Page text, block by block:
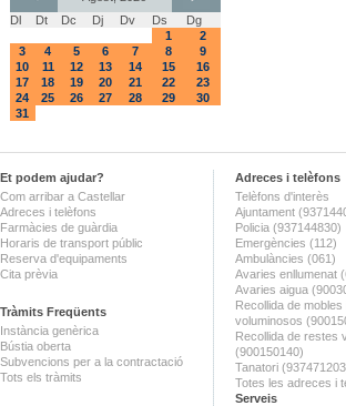
Dl
Dt Dc Dj Dv Ds
Dg
1
2
3
4 5 6 7 8
9
10
11 12 13 14 15
16
17
18 19 20 21 22
23
24
25 26 27 28 29
30
31
Et podem ajudar?
Com arribar a Castellar
Adreces i telèfons
Farmàcies de guàrdia
Horaris de transport públic
Reserva d'equipaments
Cita prèvia
Tràmits Freqüents
Instància genèrica
Bústia oberta
Subvencions per a la contractació
Tots els tràmits
Adreces i telèfons
Telèfons d'interès
Ajuntament
Policia (937144830)
Emergències (112)
Ambulàncies (061)
Avaries enllumenat
Avaries aigua
Recollida de mobles
voluminosos
Recollida de restes
(900150140)
Tanatori
Totes les adreces i
Serveis